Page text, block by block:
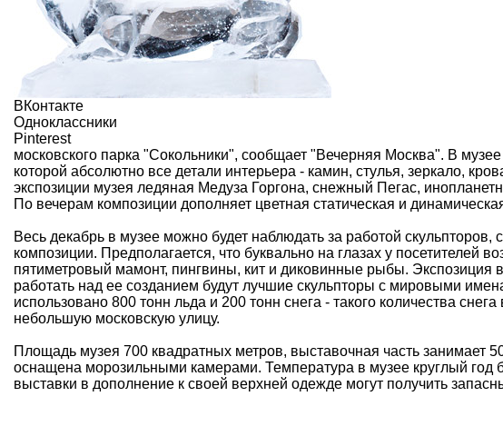
ВКонтакте
Одноклассники
Pinterest
московского парка "Сокольники", сообщает "Вечерняя Москва". В
которой абсолютно все детали интерьера - камин, стулья, зеркало,
экспозиции музея ледяная Медуза Горгона, снежный Пегас,
По вечерам композиции дополняет цветная статическая и
Весь декабрь в музее можно будет наблюдать за работой
композиции. Предполагается, что буквально на глазах у посетителей
пятиметровый мамонт, пингвины, кит и диковинные рыбы. Экспозиция
работать над ее созданием будут лучшие скульпторы с мировыми
использовано 800 тонн льда и 200 тонн снега - такого количества
небольшую московскую улицу.
Площадь музея 700 квадратных метров, выставочная часть занимает
оснащена морозильными камерами. Температура в музее круглый год
выставки в дополнение к своей верхней одежде могут получить